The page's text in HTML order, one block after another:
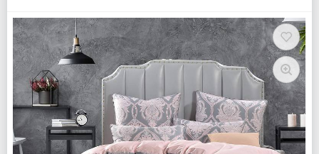
Комплектация:
Пододеяльники 2 шт Простыня 1 шт
Наволочки 4 шт
Ткань:
Сатин
Доставка:
Бесплатно